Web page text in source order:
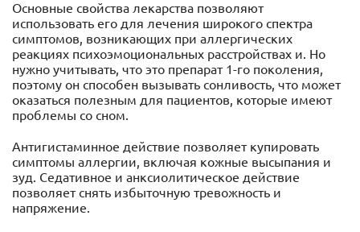
Основные свойства лекарства позволяют
использовать его для лечения широкого спектра
симптомов, возникающих при аллергических
реакциях психоэмоциональных расстройствах и. Но
нужно учитывать, что это препарат 1-го поколения,
поэтому он способен вызывать сонливость, что может
оказаться полезным для пациентов, которые имеют
проблемы со сном.
Антигистаминное действие позволяет купировать
симптомы аллергии, включая кожные высыпания и
зуд. Седативное и анксиолитическое действие
позволяет снять избыточную тревожность и
напряжение.